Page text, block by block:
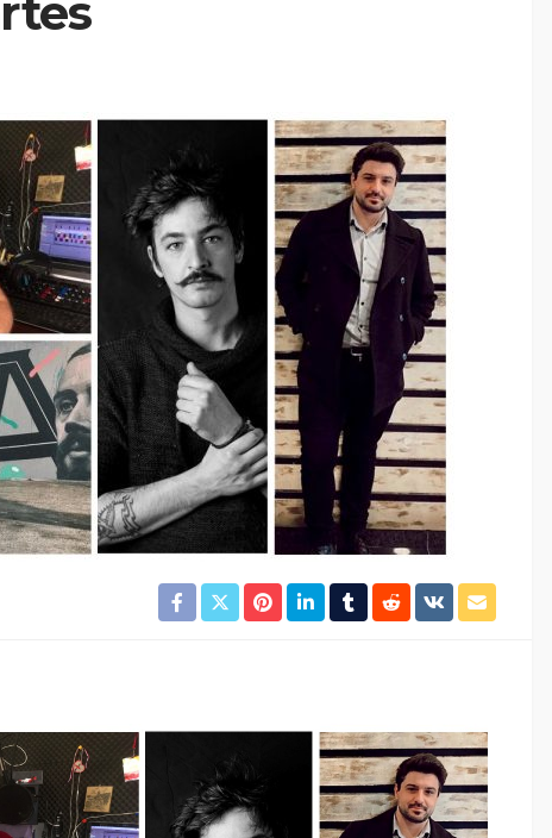
foi o
etapa
Custódia Gallego:
“Reconheci que esta
mulher talvez tenha sido
uma das primeiras
feministas”
Rádio Sintonia 16 horas atrás